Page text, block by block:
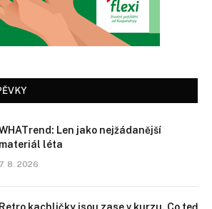
Len jako nejžádanější
materiál léta
7. 8. 2026